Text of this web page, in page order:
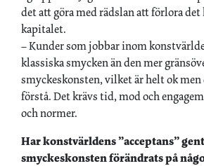
det att göra med rädslan att förlora
kapitalet.
– Kunder som jobbar inom
klassiska smycken än den mer
smyckeskonsten, vilket är helt ok
förstå. Det krävs tid, mod och
och normer.
Har konstvärldens ”acceptans”
smyckeskonsten förändrats på